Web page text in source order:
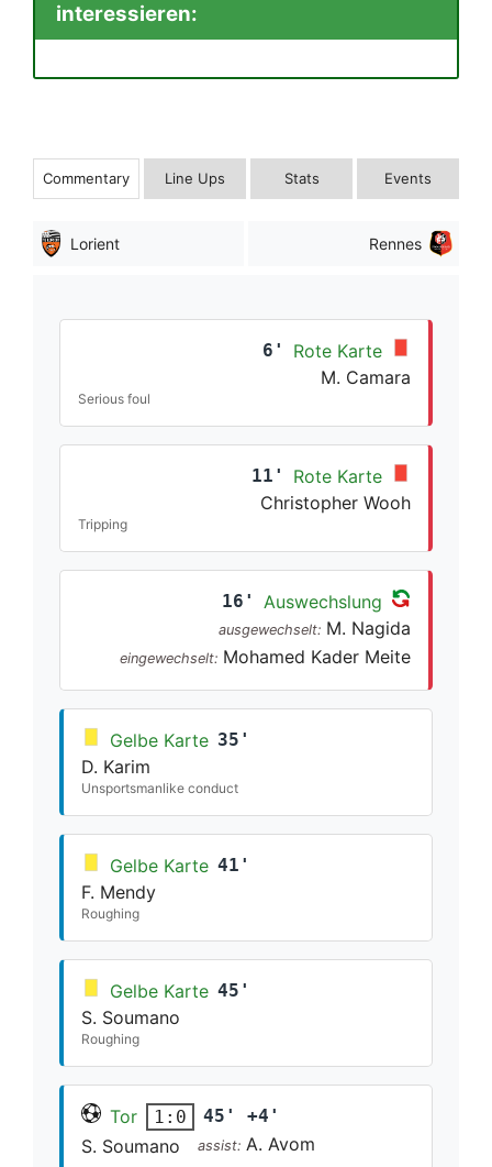
interessieren:
Commentary Line Ups Stats Events
Lorient Rennes
6'
Rote Karte
M. Camara
Serious foul
11'
Rote Karte
Christopher Wooh
Tripping
16' Auswechslung
ausgewechselt: M. Nagida
eingewechselt: Mohamed Kader Meite
Gelbe Karte 35'
D. Karim
Unsportsmanlike conduct
Gelbe Karte 41'
F. Mendy
Roughing
Gelbe Karte 45'
S. Soumano
Roughing
Tor 1:0 45' +4'
S. Soumano assist: A. Avom